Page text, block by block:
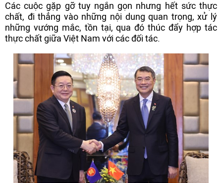
Các cuộc gặp gỡ tuy ngắn gọn nhưng hết sức thực
chất, đi thẳng vào những nội dung quan trọng, xử lý
những vướng mắc, tồn tại, qua đó thúc đẩy hợp tác
thực chất giữa Việt Nam với các đối tác.